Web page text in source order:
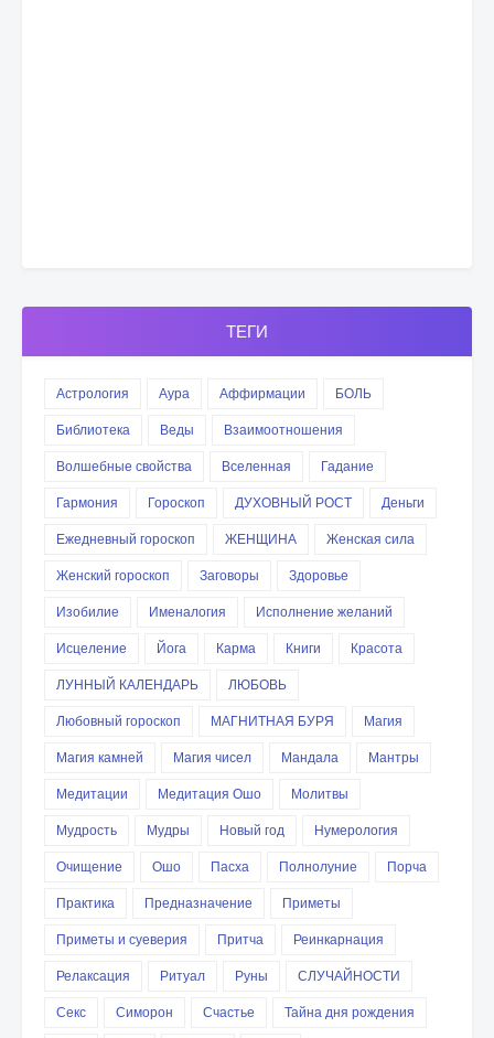
ТЕГИ
Астрология Аура Аффирмации
БОЛЬ
Библиотека
Веды
Взаимоотношения
Волшебные свойства
Вселенная
Гадание
Гармония
Гороскоп ДУХОВНЫЙ РОСТ
Деньги
Ежедневный гороскоп
ЖЕНЩИНА
Женская сила
Женский гороскоп
Заговоры
Здоровье
Изобилие
Именалогия
Исполнение желаний
Исцеление
Йога Карма Книги
Красота
ЛУННЫЙ КАЛЕНДАРЬ
ЛЮБОВЬ
Любовный гороскоп
МАГНИТНАЯ БУРЯ
Магия
Магия камней
Магия чисел Мандала
Мантры
Медитации
Медитация Ошо
Молитвы
Мудрость
Мудры Новый год
Нумерология
Очищение
Ошо Пасха Полнолуние
Порча
Практика
Предназначение
Приметы
Приметы и суеверия
Притча
Реинкарнация
Релаксация
Ритуал Руны
СЛУЧАЙНОСТИ
Секс
Симорон Счастье
Тайна дня рождения